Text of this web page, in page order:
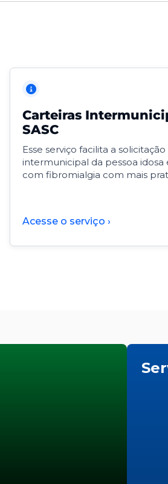
Carteiras
SASC
Esse serviço facilita a
intermunicipal da pessoa idosa
com fibromialgia com mais
Acesse o serviço ›